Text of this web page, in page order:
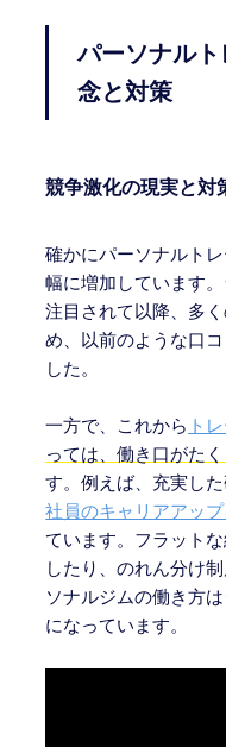
パーソナル
念と対策
競争激化の現実と対
確かにパーソナルト
幅に増加しています
注目されて以降、多
め、以前のような口
した。
一方で、これから ト
っては、働き口がた
す。例えば、充実し
社員のキャリアアッ
ています。フラット
したり、のれん分け
ソナルジムの働き方
になっています。